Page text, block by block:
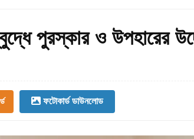
পুরস্কার ও উপহারের
ফটোকার্ড ডাউনলোড